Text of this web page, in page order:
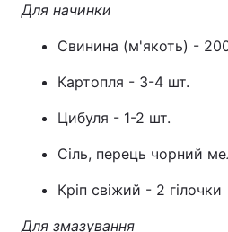
Для начинки
Свинина (м'якоть) -
Картопля - 3-4 шт.
Цибуля - 1-2 шт.
Сіль, перець чорний
Кріп свіжий - 2 гілочки
Для змазування